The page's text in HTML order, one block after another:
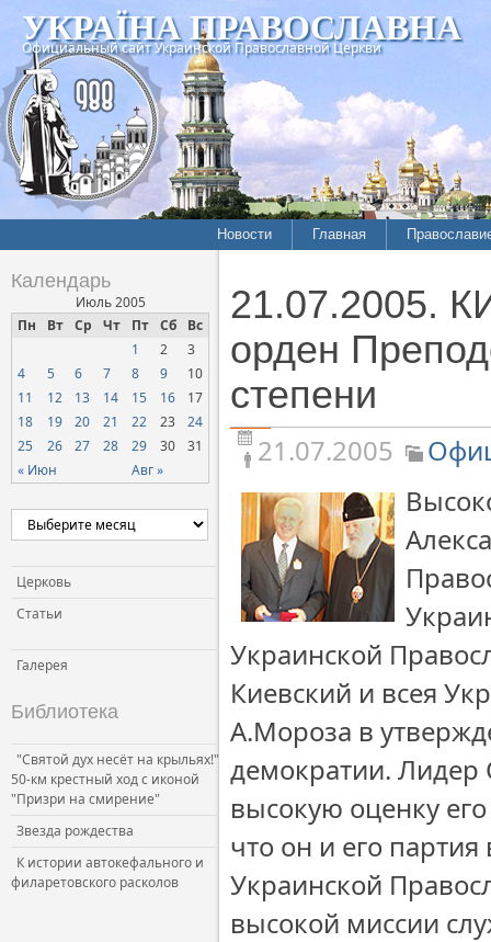
УКРАЇНА ПРАВОСЛАВНА
Официальный сайт Украинской Православной Церкви
Новости
Межконфессиональные
отношения
Нарушения прав
верующих
Официальная хроника
Расколы, ереси, секты
СОЦИАЛЬНОЕ
Церковь и власть
Церковь и общество
Церковь и СМИ
Главная
История
Хроники
Календарь
Июль 2005
Пн
Вт Ср Чт Пт Сб Вс
« Июн Авг »
1 2
3
4
5 6 7 8 9
10
11
12 13 14 15 16
17
18
19 20 21 22 23
24
25
26 27 28 29 30 31
Церковь
Статьи
Галерея
Библиотека
"Святой дух несёт на крыльях!"
50-км крестный ход с иконой
"Призри на смирение"
Звезда рождества
К истории автокефального и
филаретовского расколов
21.07.2005.
орден
степени
21.07.2005
Украинской
Киевский и всея
А.Мороза в
демократии. Лидер
высокую оценку
что он и его партия
Украинской
высокой миссии